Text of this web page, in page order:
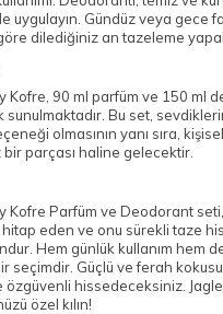
uygulayın. Gündüz veya gece
dilediğiniz an tazeleme
Kofre, 90 ml parfüm ve 150 ml
sunulmaktadır. Bu set,
olmasının yanı sıra,
parçası haline gelecektir.
Kofre Parfüm ve Deodorant
hitap eden ve onu sürekli taze
Hem günlük kullanım hem
seçimdir. Güçlü ve ferah
hissedeceksiniz.
özel kılın!